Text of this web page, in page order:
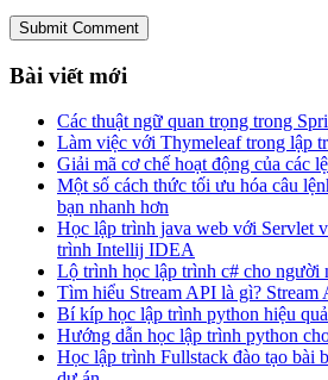
Submit Comment
Bài viết mới
Các thuật ngữ quan trọng trong
Làm việc với Thymeleaf trong lập
Giải mã cơ chế hoạt động của các
Một số cách thức tối ưu hóa câu
bạn nhanh hơn
Học lập trình java web với Servlet
trình Intellij IDEA
Lộ trình học lập trình c# cho người
Tìm hiểu Stream API là gì? Stream
Bí kíp học lập trình python hiệu
Hướng dẫn học lập trình python
Học lập trình Fullstack đào tạo bài